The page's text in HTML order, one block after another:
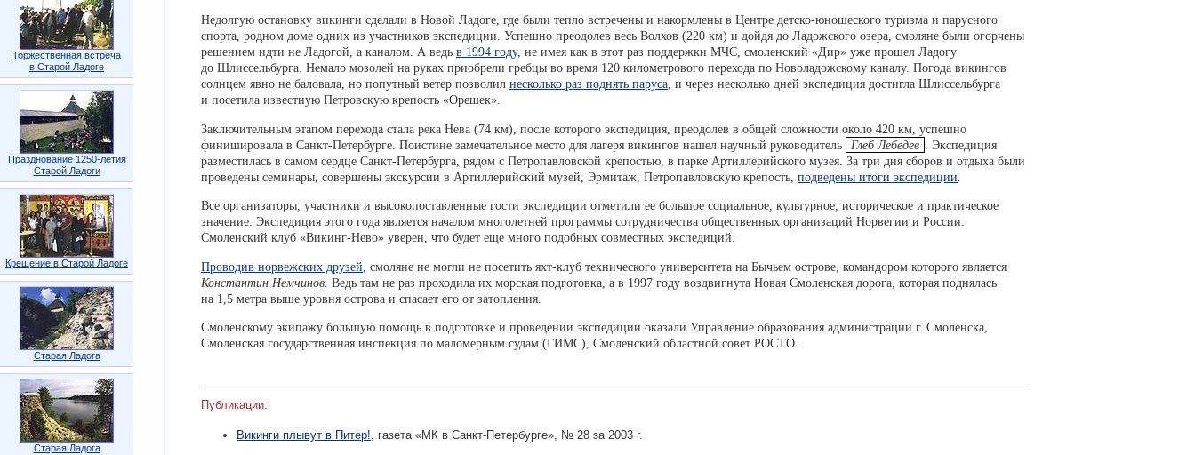
Недолгую остановку викинги сделали в Новой Ладоге, где были тепло встречены и накормлены в Центре детско-юношеского туризма и парусного
спорта, родном доме одних из участников экспедиции. Успешно преодолев весь Волхов (220 км) и дойдя до Ладожского озера, смоляне были огорчены
решением идти не Ладогой, а каналом. А ведь в 1994 году, не имея как в этот раз поддержки МЧС, смоленский «Дир» уже прошел Ладогу
до Шлиссельбурга. Немало мозолей на руках приобрели гребцы во время 120 километрового перехода по Новоладожскому каналу. Погода викингов
солнцем явно не баловала, но попутный ветер позволил несколько раз поднять паруса, и через несколько дней экспедиция достигла Шлиссельбурга
и посетила известную Петровскую крепость «Орешек».
Заключительным этапом перехода стала река Нева (74 км), после которого экспедиция, преодолев в общей сложности около 420 км, успешно
финишировала в Санкт-Петербурге. Поистине замечательное место для лагеря викингов нашел научный руководитель
Глеб Лебедев
. Экспедиция
разместилась в самом сердце Санкт-Петербурга, рядом с Петропавловской крепостью, в парке Артиллерийского музея. За три дня сборов и отдыха были
проведены семинары, совершены экскурсии в Артиллерийский музей, Эрмитаж, Петропавловскую крепость, подведены итоги экспедиции
Все организаторы, участники и высокопоставленные гости экспедиции отметили ее большое социальное, культурное, историческое и практическое
значение. Экспедиция этого года является началом многолетней программы сотрудничества общественных организаций Норвегии и России.
Смоленский клуб «Викинг-Нево» уверен, что будет еще много подобных совместных экспедиций.
Проводив норвежских друзей , смоляне не могли не посетить яхт-клуб технического университета на Бычьем острове, командором которого является
Константин Немчинов . Ведь там не раз проходила их морская подготовка, а в 1997 году воздвигнута Новая Смоленская дорога, которая поднялась
на 1,5 метра выше уровня острова и спасает его от затопления.
Смоленскому экипажу большую помощь в подготовке и проведении экспедиции оказали Управление образования администрации г. Смоленска,
Смоленская государственная инспекция по маломерным судам (ГИМС), Смоленский областной совет РОСТО.
Публикации:
Викинги плывут в Питер! , газета «МК в Санкт-Петербурге», № 28 за 2003 г.
Торжественная встреча
в Старой Ладоге
Празднование 1250-летия
Старой Ладоги
Крещение в Старой Ладоге
Старая Ладога
Старая Ладога